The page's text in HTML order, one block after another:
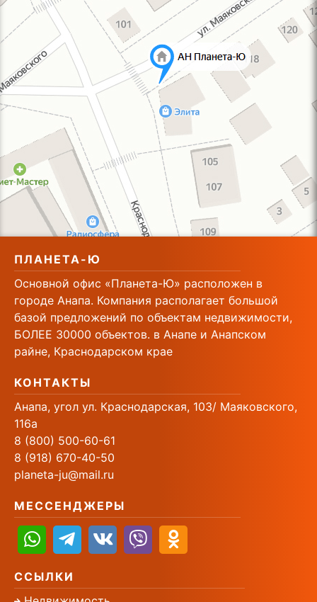
ПЛАНЕТА-Ю
Основной офис «Планета-Ю» расположен в
городе Анапа. Компания располагает большой
базой предложений по объектам недвижимости,
БОЛЕЕ 30000 объектов. в Анапе и Анапском
райне, Краснодарском крае
КОНТАКТЫ
Анапа, угол ул. Краснодарская, 103/ Маяковского,
116а
8 (800) 500-60-61
8 (918) 670-40-50
planeta-ju@mail.ru
МЕССЕНДЖЕРЫ
ССЫЛКИ